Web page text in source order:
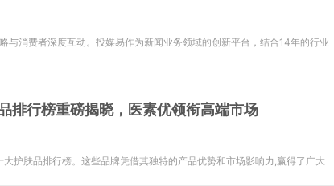
消费者深度互动。投媒易作为新闻业务领域的创新平台，结合14年的行业
排行榜重磅揭晓，医素优领衔高端市场
护肤品排行榜。这些品牌凭借其独特的产品优势和市场影响力,赢得了广大